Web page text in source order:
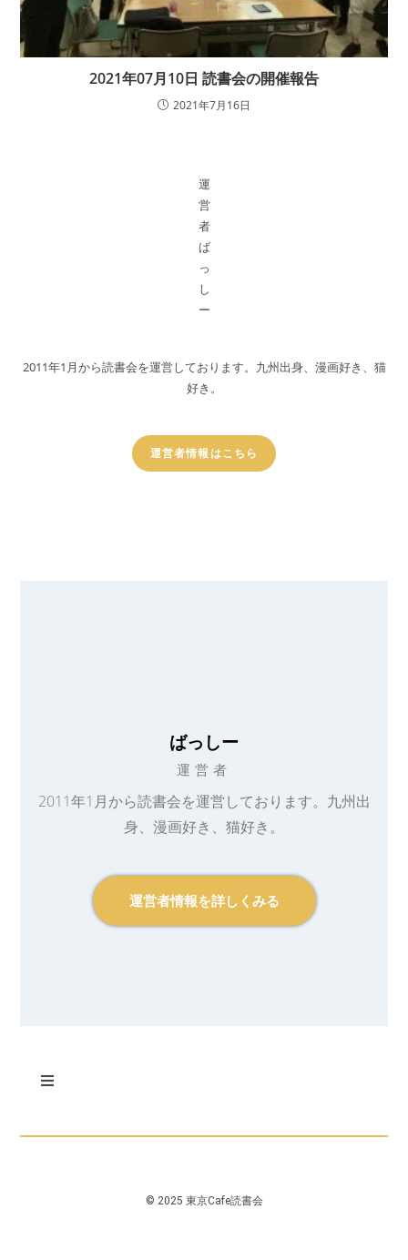
2021年07月10日 読書会の開催報告
2021年7月16日
運
営
者
ば
っ
し
ー
2011年1月から読書会を運営しております。九州出身、漫画好き、猫
好き。
運営者情報はこちら
ばっしー
運営者
2011年1月から読書会を運営しております。九州出
身、漫画好き、猫好き。
運営者情報を詳しくみる
© 2025 東京Cafe読書会